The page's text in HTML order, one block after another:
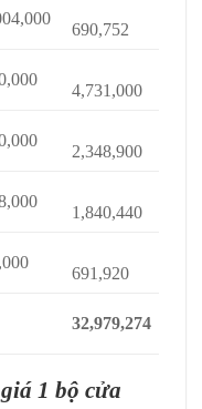
690,752
4,731,000
2,348,900
1,840,440
691,920
32,979,274
1 bộ cửa